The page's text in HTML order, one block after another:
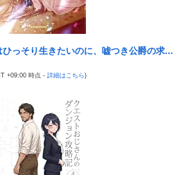
ム「13基の水門開放（爆量放流」中国都
三峡下流で水害」長江と黄河「同時氾濫
土...
「13基の水門開放（爆量放流」中国都
峡下流で水害」長江と黄河「同時氾濫
ンさん、高市憎しが極まりすぎたの
支持率下げてやる」記事を配信してしま
、全容解明求め「再発防止を求める会」
栖が好相性の甲府に2-0快勝で5年ぶり
巣に恩返しPK弾
たらウマ娘に実装されそう
たスパロボ
ハラをします」
ワイ「150g×2丁で250円か…高いけど美
るか！」
っそり生きたいのに、嘘つき公爵の求...
+09:00 時点 - 詳細はこちら)